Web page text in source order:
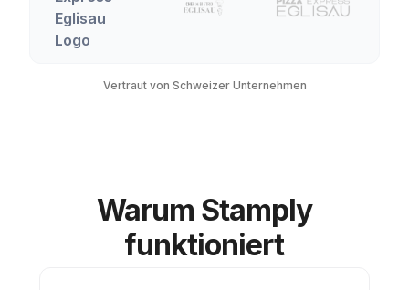
Vertraut von Schweizer Unternehmen
Warum Stamply
funktioniert